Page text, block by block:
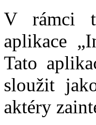
V rámci
aplikace
Tato
sloužit
aktéry